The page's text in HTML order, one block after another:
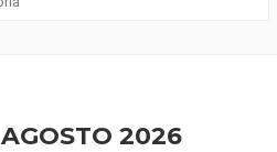
AGOSTO 2026